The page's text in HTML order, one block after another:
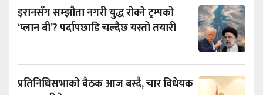
इरानसँग सम्झौता नगरी युद्ध रोक्ने ट्रम्पको
‘प्लान बी’? पर्दापछाडि चल्दैछ यस्तो तयारी
प्रतिनिधिसभाको बैठक आज बस्दै, चार विधेयक